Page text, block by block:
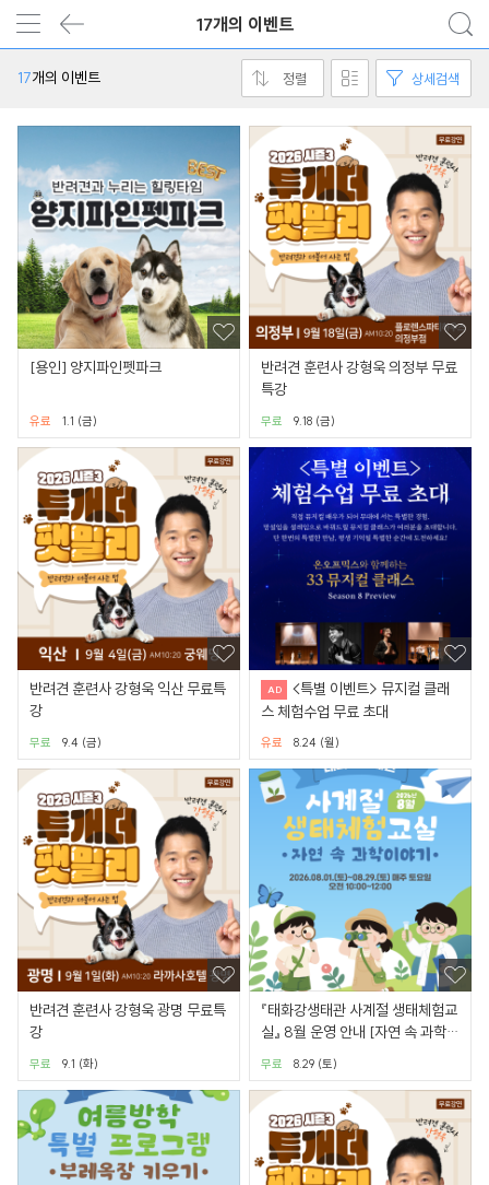
17개의 이벤트
17개의 이벤트 정렬 상세검색
[용인] 양지파인펫파크
1.1 (금)
유료
반려견 훈련사 강형욱 의정부 무료
특강
9.18 (금)
무료
반려견 훈련사 강형욱 익산 무료특
강
9.4 (금)
무료
<특별 이벤트> 뮤지컬 클래
스 체험수업 무료 초대
8.24 (월)
유료
반려견 훈련사 강형욱 광명 무료특
강
9.1 (화)
무료
『태화강생태관 사계절 생태체험교
실』 8월 운영 안내 [자연 속 과학이
8.29 (토)
무료